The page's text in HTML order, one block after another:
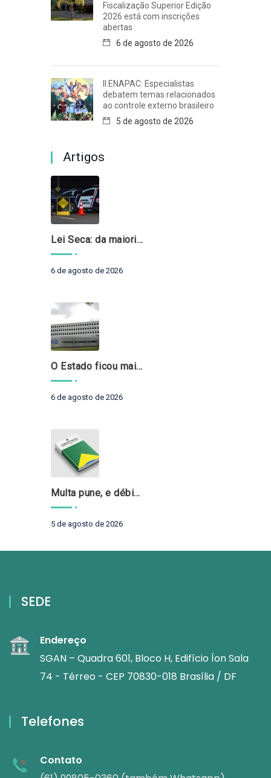
Fiscalização Superior Edição
2026 está com inscrições
abertas
6 de agosto de 2026
II ENAPAC: Especialistas
debatem temas relacionados
ao controle externo brasileiro
5 de agosto de 2026
Artigos
Lei Seca: da maioridade à maturidade
6 de agosto de 2026
O Estado ficou mais complexo. O controle precisa acompanhar
6 de agosto de 2026
Multa pune, e débito recompõe. § 3º do art. 71 da Constituição: um problema de legística formal
5 de agosto de 2026
SEDE
Endereço
SGAN – Quadra 601, Bloco H, Edifício Íon Sala
74 - Térreo - CEP 70830-018 Brasília / DF
Telefones
Contato